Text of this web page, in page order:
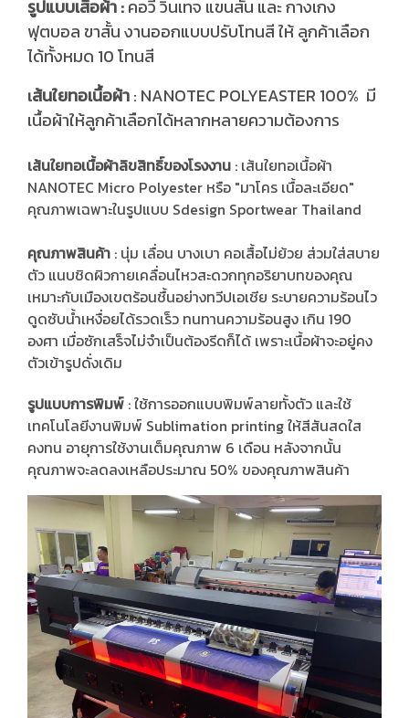
รูปแบบเสื้อผ้า :คอวี วินเทจ แขนสั้น และ กางเกง
ฟุตบอล ขาสั้น งานออกแบบปรับโทนสี ให้ ลูกค้าเลือก
ได้ทั้งหมด 10 โทนสี
เส้นใยทอเนื้อผ้า: NANOTEC POLYEASTER 100% มี
เนื้อผ้าให้ลูกค้าเลือกได้หลากหลายความต้องการ
เส้นใยทอเนื้อผ้าลิขสิทธิ์ของโรงงาน : เส้นใยทอเนื้อผ้า
NANOTEC Micro Polyester หรือ "มาโคร เนื้อละเอียด"
คุณภาพเฉพาะในรูปแบบ Sdesign Sportwear Thailand
คุณภาพสินค้า : นุ่ม เลื่อน บางเบา คอเสื้อไม่ย้วย ส่วมใส่สบาย
ตัว แนบชิดผิวกายเคลื่อนไหวสะดวกทุกอริยาบทของคุณ
เหมาะกับเมืองเขตร้อนชื้นอย่างทวีปเอเชีย ระบายความร้อนไว
ดูดซับน้ำเหงื่อยได้รวดเร็ว ทนทานความร้อนสูง เกิน 190
องศา เมื่อซักเสร็จไม่จำเป็นต้องรีดก็ได้ เพราะเนื้อผ้าจะอยู่คง
ตัวเข้ารูปดั่งเดิม
รูปแบบการพิมพ์ : ใช้การออกแบบพิมพ์ลายทั้งตัว และใช้
เทคโนโลยีงานพิมพ์ Sublimation printing ให้สีสันสดใส
คงทน อายุการใช้งานเต็มคุณภาพ 6 เดือน หลังจากนั้น
คุณภาพจะลดลงเหลือประมาณ 50% ของคุณภาพสินค้า